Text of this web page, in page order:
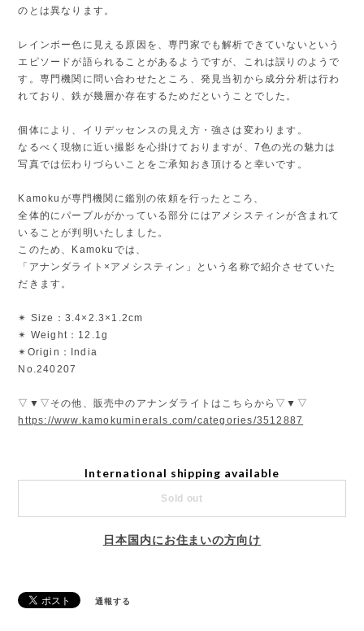
のとは異なります。
レインボー色に見える原因を、専門家でも解析できていないという
エピソードが語られることがあるようですが、これは誤りのようで
す。専門機関に問い合わせたところ、発見当初から成分分析は行わ
れており、鉄が幾層か存在するためだということでした。
個体により、イリデッセンスの見え方・強さは変わります。
なるべく現物に近い撮影を心掛けておりますが、7色の光の魅力は
写真では伝わりづらいことをご承知おき頂けると幸いです。
Kamokuが専門機関に鑑別の依頼を行ったところ、
全体的にパープルがかっている部分にはアメシスティンが含まれて
いることが判明いたしました。
このため、Kamokuでは、
「アナンダライト×アメシスティン」という名称で紹介させていた
だきます。
✴︎ Size：3.4×2.3×1.2cm
✴︎ Weight：12.1g
✴︎Origin：India
No.240207
▽▼▽その他、販売中のアナンダライトはこちらから▽▼▽
https://www.kamokuminerals.com/categories/3512887
International shipping available
Sold out
日本国内にお住まいの方向け
通報する